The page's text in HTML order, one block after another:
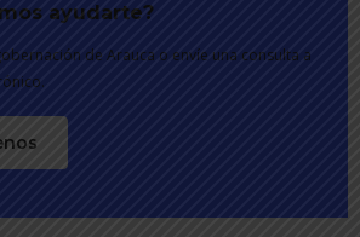
ayudarte?
de Arauca o envíe una consulta a